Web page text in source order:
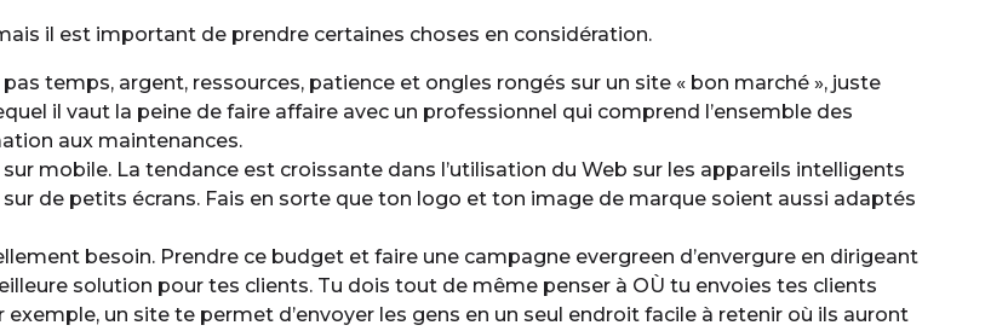
il est important de prendre certaines choses en considération.
pas temps, argent, ressources, patience et ongles rongés sur un site « bon marché », juste
il vaut la peine de faire affaire avec un professionnel qui comprend l’ensemble des
aux maintenances.
mobile. La tendance est croissante dans l’utilisation du Web sur les appareils intelligents
de petits écrans. Fais en sorte que ton logo et ton image de marque soient aussi adaptés
besoin. Prendre ce budget et faire une campagne evergreen d’envergure en dirigeant
solution pour tes clients. Tu dois tout de même penser à OÙ tu envoies tes clients
un site te permet d’envoyer les gens en un seul endroit facile à retenir où ils auront